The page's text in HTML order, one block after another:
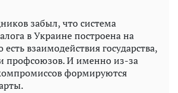
забыл, что система
в Украине построена на
взаимодействия государства,
профсоюзов. И именно из-за
формируются